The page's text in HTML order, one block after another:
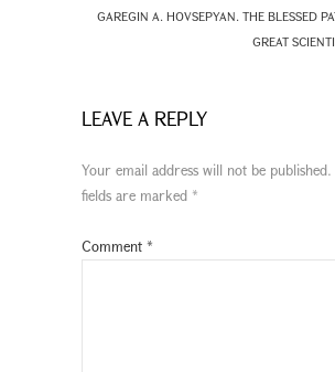
GAREGIN A. HOVSEPYAN. THE BLESSED
GREAT
LEAVE A REPLY
Your email address will not be published.
fields are marked *
Comment *